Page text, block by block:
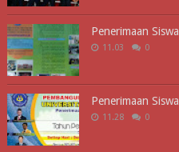
Penerimaan
11.03 0
Penerimaan
11.28 0